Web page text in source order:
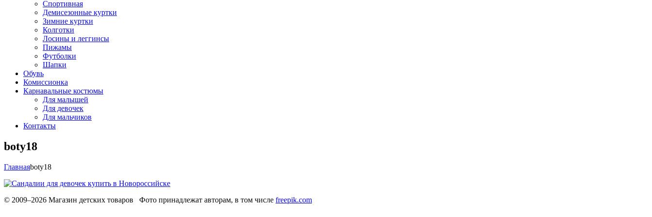
Спортивная
Демисезонные куртки
Зимние куртки
Колготки
Лосины и леггинсы
Пижамы
Футболки
Шапки
Обувь
Комиссионка
Карнавальные костюмы
Для малышей
Для девочек
Для мальчиков
Контакты
boty18
Главнаяboty18
© 2009–2026 Магазин детских товаров Фото принадлежат авторам, в том числе freepik.com